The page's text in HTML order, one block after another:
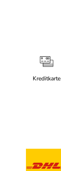
Kreditkarte